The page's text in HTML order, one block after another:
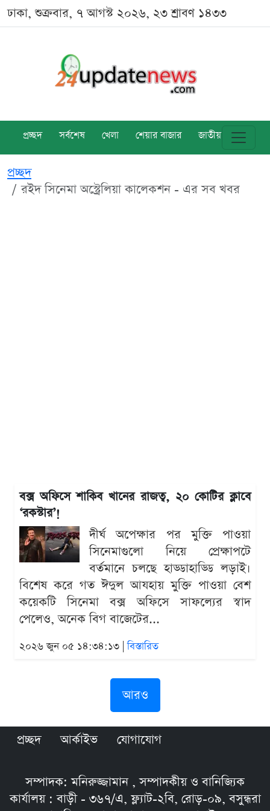
ঢাকা, শুক্রবার, ৭ আগস্ট ২০২৬, ২৩ শ্রাবণ ১৪৩৩
প্রচ্ছদ সর্বশেষ খেলা শেয়ার বাজার জাতীয় বিশ্ব
প্রচ্ছদ
রইদ সিনেমা অস্ট্রেলিয়া কালেকশন - এর সব খবর
বক্স অফিসে শাকিব খানের রাজত্ব, ২০ কোটির ক্লাবে
‘রকস্টার’!
দীর্ঘ অপেক্ষার পর মুক্তি পাওয়া
সিনেমাগুলো নিয়ে প্রেক্ষাপটে
বর্তমানে চলছে হাড্ডাহাড্ডি লড়াই।
বিশেষ করে গত ঈদুল আযহায় মুক্তি পাওয়া বেশ
কয়েকটি সিনেমা বক্স অফিসে সাফল্যের স্বাদ
পেলেও, অনেক বিগ বাজেটের...
২০২৬ জুন ০৫ ১৪:৩৪:১৩ |বিস্তারিত
আরও
প্রচ্ছদ আর্কাইভ যোগাযোগ
সম্পাদক: মনিরুজ্জামান , সম্পাদকীয় ও বানিজ্যিক
কার্যালয় : বাড়ী - ৩৬৭/এ, ফ্ল্যাট-২বি, রোড়-০৯, বসুন্ধরা